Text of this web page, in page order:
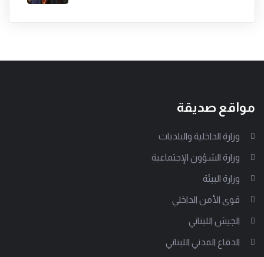
مواقع صديقة
وزارة الداخلية والبلديات
وزارة الشؤون الإجتماعية
وزارة البيئة
قوى الأمن الداخلي
الجيش اللبناني
الدفاع المدني اللبناني